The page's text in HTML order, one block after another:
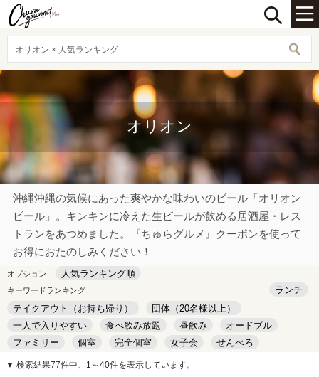
オリオン × 人気ランキング
オリオン
沖縄沖縄の気候にあった爽やかな味わいのビール「オリオン
ビール」。キンキンに冷えた生ビールが飲める居酒屋・レス
トランをあつめました。『ちゅらグルメ』クーポンを使って
お得におたのしみください！
オプション 人気ランキング順
キーワードランキング
ランチ
テイクアウト（お持ち帰り）
団体（20名様以上）
一人で入りやすい
食べ飲み放題 昼飲み
オードブル
ファミリー
個室 完全個室 女子会
せんべろ
キッズルーム
安い デート
▼ 検索結果77件中、1～40件を表示しています。